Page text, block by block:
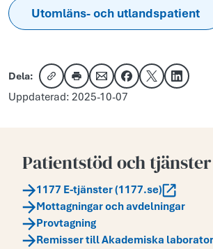
Utomläns- och utlandspatient
Dela:
Kopiera länk
Skriv utDela via e-post
Dela på Facebook
Dela på X
Dela
Uppdaterad: 2025-10-07
Patientstöd och tjänster
1177 E-tjänster (1177.se)
Mottagningar och avdelningar
Provtagning
Remisser till Akademiska